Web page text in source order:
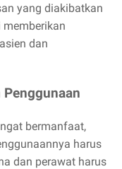
yang diakibatkan
memberikan
dan
bermanfaat,
harus
dan perawat harus